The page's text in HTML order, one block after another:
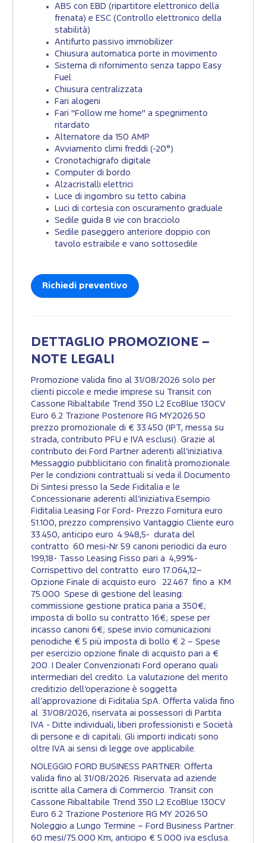
ABS con EBD (ripartitore elettronico della
frenata) e ESC (Controllo elettronico della
stabilità)
Antifurto passivo immobilizer
Chiusura automatica porte in movimento
Sistema di rifornimento senza tappo Easy
Fuel
Chiusura centralizzata
Fari alogeni
Fari "Follow me home" a spegnimento
ritardato
Alternatore da 150 AMP
Avviamento climi freddi (-20°)
Cronotachigrafo digitale
Computer di bordo
Alzacristalli elettrici
Luce di ingombro su tetto cabina
Luci di cortesia con oscuramento graduale
Sedile guida 8 vie con bracciolo
Sedile paseggero anteriore doppio con
tavolo estraibile e vano sottosedile
Richiedi preventivo
DETTAGLIO PROMOZIONE –
NOTE LEGALI
Promozione valida fino al 31/08/2026 solo per
clienti piccole e medie imprese su Transit con
Cassone Ribaltabile Trend 350 L2 EcoBlue 130CV
Euro 6.2 Trazione Posteriore RG MY2026.50
prezzo promozionale di € 33.450 (IPT, messa su
strada, contributo PFU e IVA esclusi). Grazie al
contributo dei Ford Partner aderenti all’iniziativa.
Messaggio pubblicitario con finalità promozionale.
Per le condizioni contrattuali si veda il Documento
Di Sintesi presso la Sede Fiditalia e le
Concessionarie aderenti all’iniziativa.Esempio
Fiditalia Leasing For Ford- Prezzo Fornitura euro
51.100, prezzo comprensivo Vantaggio Cliente euro
33.450, anticipo euro 4.948,5- durata del
contratto 60 mesi-Nr 59 canoni periodici da euro
199,18- Tasso Leasing Fisso pari a 4,99%-
Corrispettivo del contratto euro 17.064,12–
Opzione Finale di acquisto euro 22.467 fino a KM
75.000 Spese di gestione del leasing:
commissione gestione pratica paria a 350€;
imposta di bollo su contratto 16€; spese per
incasso canoni 6€; spese invio comunicazioni
periodiche € 5 più imposta di bollo € 2 – Spese
per esercizio opzione finale di acquisto pari a €
200. I Dealer Convenzionati Ford operano quali
intermediari del credito. La valutazione del merito
creditizio dell’operazione è soggetta
all’approvazione di Fiditalia SpA. Offerta valida fino
al 31/08/2026, riservata ai possessori di Partita
IVA - Ditte individuali, liberi professionisti e Società
di persone e di capitali. Gli importi indicati sono
oltre IVA ai sensi di legge ove applicabile.
NOLEGGIO FORD BUSINESS PARTNER: Offerta
valida fino al 31/08/2026. Riservata ad aziende
iscritte alla Camera di Commercio. Transit con
Cassone Ribaltabile Trend 350 L2 EcoBlue 130CV
Euro 6.2 Trazione Posteriore RG MY 2026.50
Noleggio a Lungo Termine – Ford Business Partner:
60 mesi/75.000 Km, anticipo € 5.000 iva esclusa.